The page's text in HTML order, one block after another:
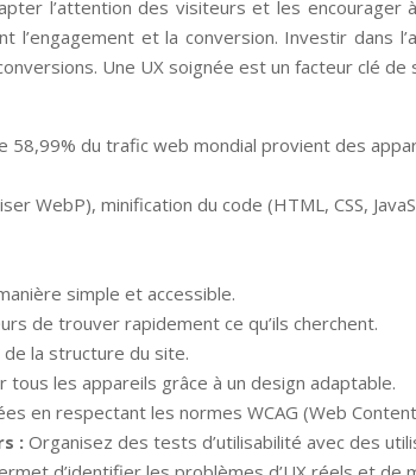
l’attention des visiteurs et les
et la conversion. Investir dans
Une UX soignée est un facteur clé
58,99% du trafic web mondial provient des
WebP), minification du code (HTML, CSS,
simple et accessible.
de trouver rapidement ce qu’ils cherchent.
de la structure du site.
les appareils grâce à un design adaptable.
en respectant les normes WCAG (Web
:Organisez des tests d’utilisabilité avec des